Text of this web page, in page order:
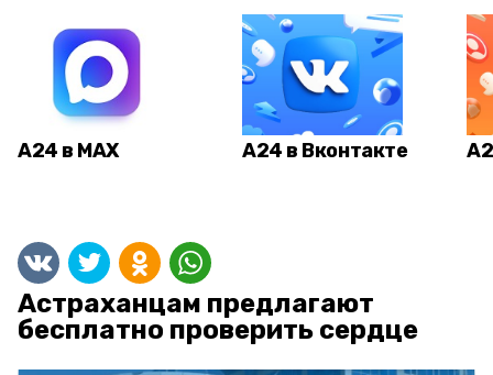
А24 в MAX А24 в Вконтакте
Астраханцам предлагают
бесплатно проверить сердце